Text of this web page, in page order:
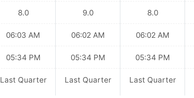
8.0
06:03 AM
05:34 PM
Last Quarter
9.0
06:02 AM
05:34 PM
Last Quarter
8.0
06:02 AM
05:34 PM
Last Quarter